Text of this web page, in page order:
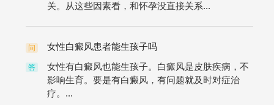
关。从这些因素看，和怀孕没直接关系...
问 女性白癜风患者能生孩子吗
答
女性有白癜风也能生孩子。白癜风是皮肤疾病，不
影响生育。要是有白癜风，有问题就及时对症治
疗。...